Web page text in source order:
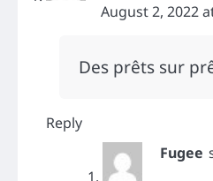
August 2, 2022
Des prêts sur
Reply
Fugee